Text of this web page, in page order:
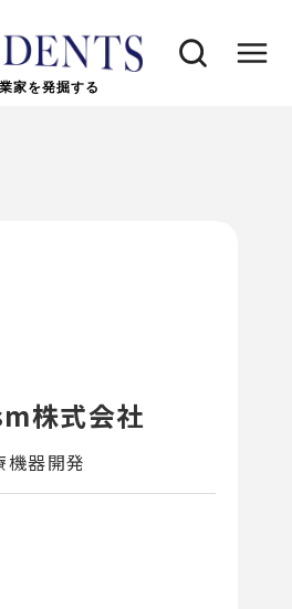
家を発掘する
株式会社
機器開発